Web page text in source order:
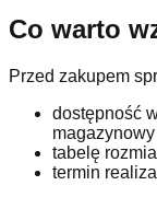
Co warto
Przed zakupem
dostępność
magazynowy
tabelę
termin